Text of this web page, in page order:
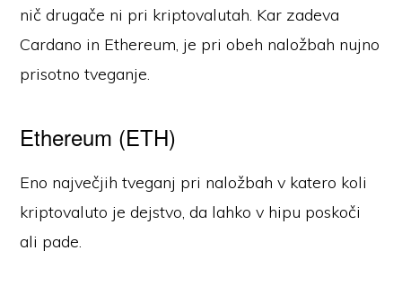
nič drugače ni pri kriptovalutah. Kar zadeva
Cardano in Ethereum, je pri obeh naložbah nujno
prisotno tveganje.
Ethereum (ETH)
Eno največjih tveganj pri naložbah v katero koli
kriptovaluto je dejstvo, da lahko v hipu poskoči
ali pade.